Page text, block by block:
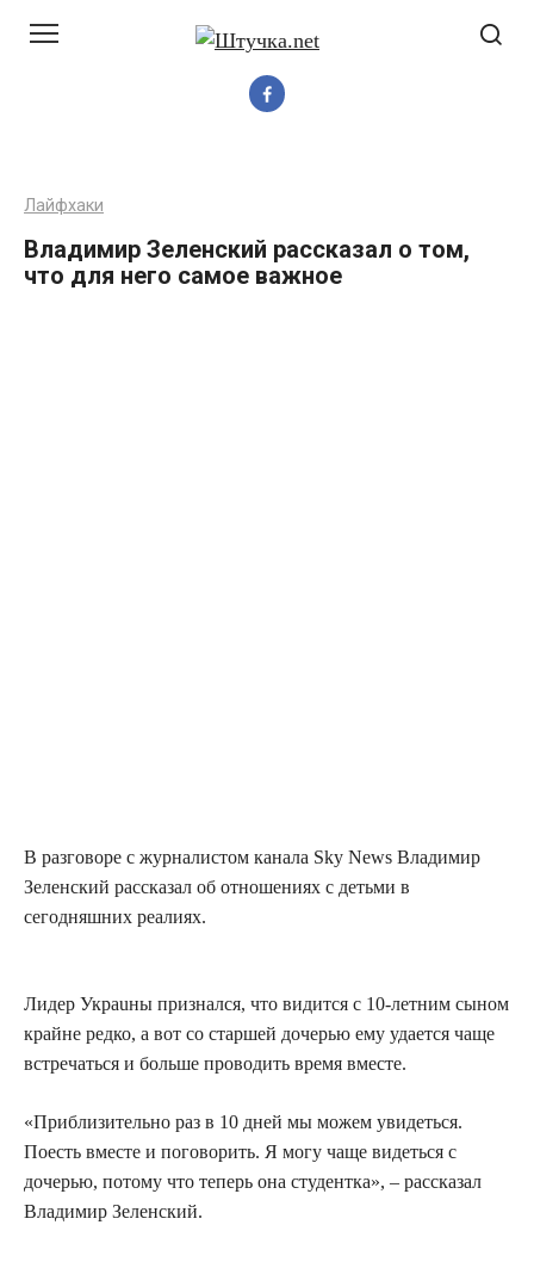
Лайфхаки
Владимир Зеленский рассказал о том,
что для него самое важное
В разговоре с журналистом канала Sky News Владимир
Зеленский рассказал об отношениях с детьми в
сегодняшних реалиях.
Лидер Украuны признался, что видится с 10-летним сыном
крайне редко, а вот со старшей дочерью ему удается чаще
встречаться и больше проводить время вместе.
«Приблизительно раз в 10 дней мы можем увидеться.
Поесть вместе и поговорить. Я могу чаще видеться с
дочерью, потому что теперь она студентка», – рассказал
Владимир Зеленский.